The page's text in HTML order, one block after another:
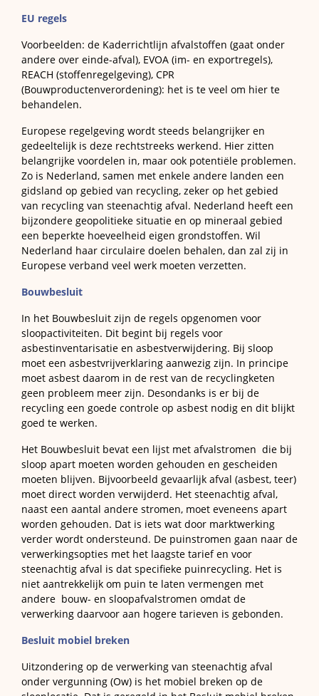
EU regels
Voorbeelden: de Kaderrichtlijn afvalstoffen (gaat onder
andere over einde-afval), EVOA (im- en exportregels),
REACH (stoffenregelgeving), CPR
(Bouwproductenverordening): het is te veel om hier te
behandelen.
Europese regelgeving wordt steeds belangrijker en
gedeeltelijk is deze rechtstreeks werkend. Hier zitten
belangrijke voordelen in, maar ook potentiële problemen.
Zo is Nederland, samen met enkele andere landen een
gidsland op gebied van recycling, zeker op het gebied
van recycling van steenachtig afval. Nederland heeft een
bijzondere geopolitieke situatie en op mineraal gebied
een beperkte hoeveelheid eigen grondstoffen. Wil
Nederland haar circulaire doelen behalen, dan zal zij in
Europese verband veel werk moeten verzetten.
Bouwbesluit
In het Bouwbesluit zijn de regels opgenomen voor
sloopactiviteiten. Dit begint bij regels voor
asbestinventarisatie en asbestverwijdering. Bij sloop
moet een asbestvrijverklaring aanwezig zijn. In principe
moet asbest daarom in de rest van de recyclingketen
geen probleem meer zijn. Desondanks is er bij de
recycling een goede controle op asbest nodig en dit blijkt
goed te werken.
Het Bouwbesluit bevat een lijst met afvalstromen die bij
sloop apart moeten worden gehouden en gescheiden
moeten blijven. Bijvoorbeeld gevaarlijk afval (asbest, teer)
moet direct worden verwijderd. Het steenachtig afval,
naast een aantal andere stromen, moet eveneens apart
worden gehouden. Dat is iets wat door marktwerking
verder wordt ondersteund. De puinstromen gaan naar de
verwerkingsopties met het laagste tarief en voor
steenachtig afval is dat specifieke puinrecycling. Het is
niet aantrekkelijk om puin te laten vermengen met
andere bouw- en sloopafvalstromen omdat de
verwerking daarvoor aan hogere tarieven is gebonden.
Besluit mobiel breken
Uitzondering op de verwerking van steenachtig afval
onder vergunning (Ow) is het mobiel breken op de